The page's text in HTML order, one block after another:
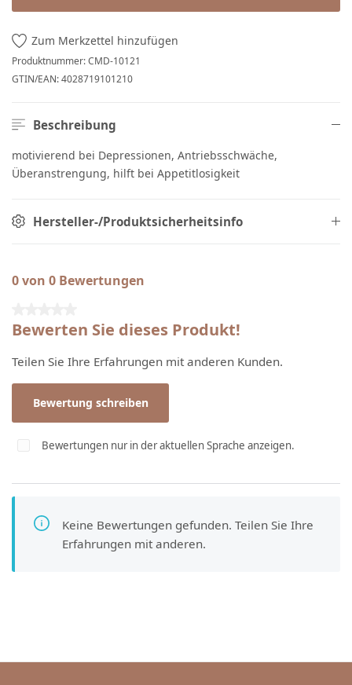
Zum Merkzettel hinzufügen
Produktnummer:CMD-10121
GTIN/EAN:4028719101210
Beschreibung
motivierend bei Depressionen, Antriebsschwäche,
Überanstrengung, hilft bei Appetitlosigkeit
Hersteller-/Produktsicherheitsinfo
0 von 0 Bewertungen
Bewerten Sie dieses Produkt!
Teilen Sie Ihre Erfahrungen mit anderen Kunden.
Bewertung schreiben
Bewertungen nur in der aktuellen Sprache anzeigen.
Keine Bewertungen gefunden. Teilen Sie Ihre
Erfahrungen mit anderen.